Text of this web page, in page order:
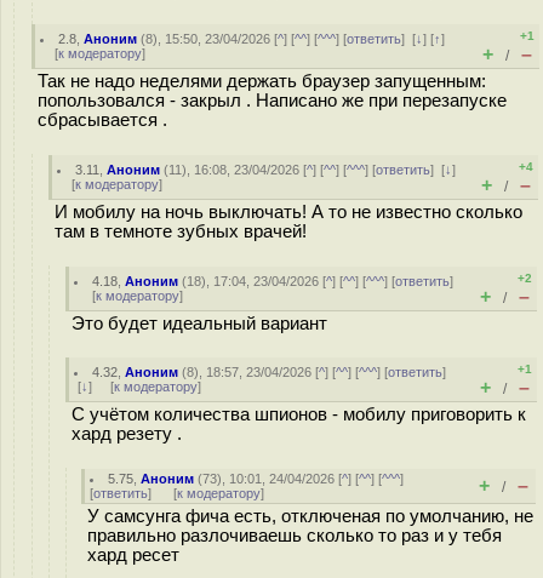
2.8 ,Аноним (8), 15:50, 23/04/2026 [^] [^^] [^^^] [ответить][↓] [↑]
[к модератору]
+1
+ / –
Так не надо неделями держать браузер запущенным:
попользовался - закрыл . Написано же при перезапуске
сбрасывается .
3.11 ,Аноним (11), 16:08, 23/04/2026 [^] [^^] [^^^] [ответить][↓]
[к модератору]
+4
+ / –
И мобилу на ночь выключать! А то не известно сколько
там в темноте зубных врачей!
4.18 ,Аноним (18), 17:04, 23/04/2026 [^] [^^] [^^^] [ответить]
[к модератору]
+2
+ / –
Это будет идеальный вариант
4.32 ,Аноним (8), 18:57, 23/04/2026 [^] [^^] [^^^] [ответить]
[↓] [к модератору]
+1
+ / –
С учётом количества шпионов - мобилу приговорить к
хард резету .
5.75 ,Аноним (73), 10:01, 24/04/2026 [^] [^^] [^^^]
[ответить] [к модератору] + / –
У самсунга фича есть, отключеная по умолчанию, не
правильно разлочиваешь сколько то раз и у тебя
хард ресет